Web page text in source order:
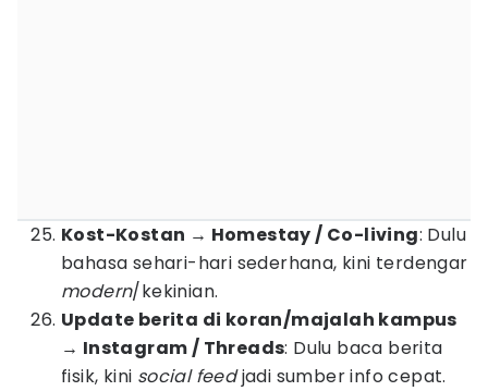
Kost-Kostan → Homestay / Co-living: Dulu
bahasa sehari-hari sederhana, kini terdengar
modern/kekinian.
Update berita di koran/majalah kampus
→ Instagram / Threads: Dulu baca berita
fisik, kini social feedjadi sumber info cepat.